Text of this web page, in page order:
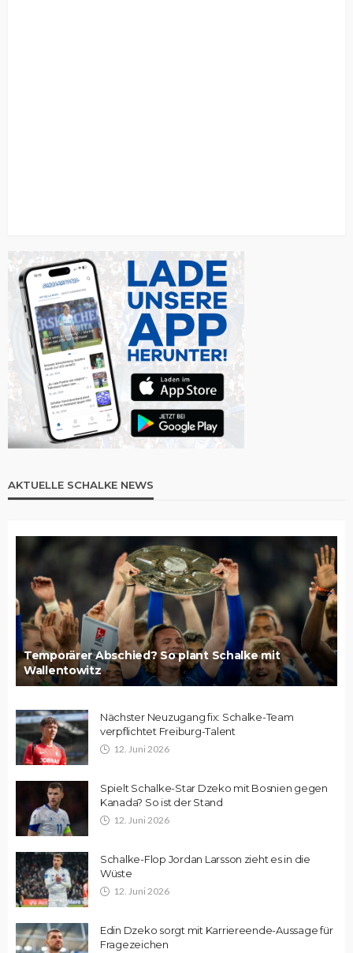
AKTUELLE SCHALKE NEWS
Temporärer Abschied? So plant Schalke mit
Wallentowitz
Nächster Neuzugang fix: Schalke-Team
verpflichtet Freiburg-Talent
12. Juni 2026
Spielt Schalke-Star Dzeko mit Bosnien gegen
Kanada? So ist der Stand
12. Juni 2026
Schalke-Flop Jordan Larsson zieht es in die
Wüste
12. Juni 2026
Edin Dzeko sorgt mit Karriereende-Aussage für
Fragezeichen